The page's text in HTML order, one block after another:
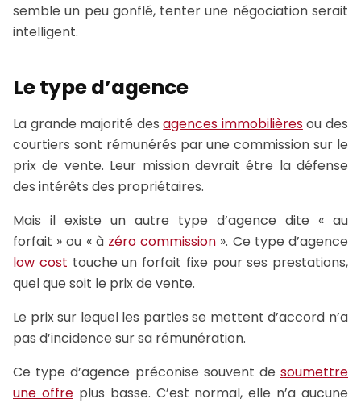
semble un peu gonflé, tenter une négociation serait
intelligent.
Le type d’agence
La grande majorité desagences immobilièresou des
courtiers sont rémunérés par une commission sur le
prix de vente. Leur mission devrait être la défense
des intérêts des propriétaires.
Mais il existe un autre type d’agence dite « au
forfait » ou « à zéro commission ». Ce type d’agence
low cost touche un forfait fixe pour ses prestations,
quel que soit le prix de vente.
Le prix sur lequel les parties se mettent d’accord n’a
pas d’incidence sur sa rémunération.
Ce type d’agence préconise souvent de soumettre
une offreplus basse. C’est normal, elle n’a aucune